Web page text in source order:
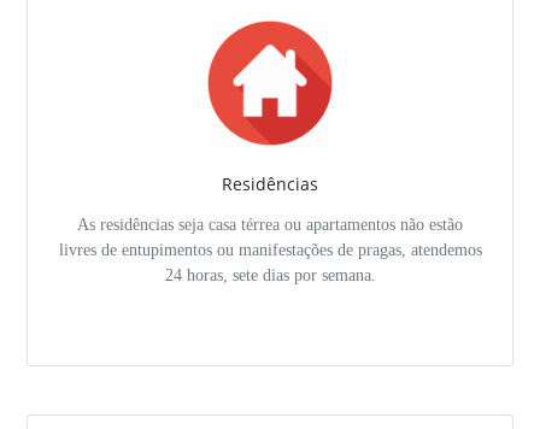
Residências
As residências seja casa térrea ou apartamentos não estão
livres de entupimentos ou manifestações de pragas, atendemos
24 horas, sete dias por semana.